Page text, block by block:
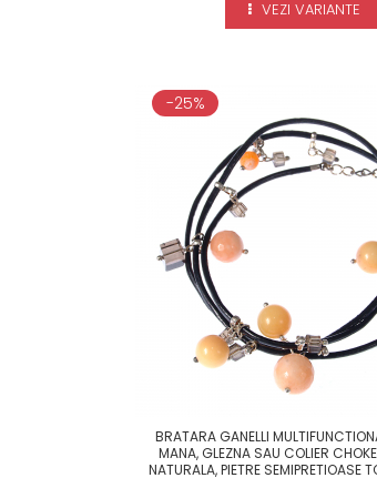
VEZI VARIANTE
-25%
BRATARA GANELLI
MANA, GLEZNA SAU COLIER
NATURALA, PIETRE SEMIPRETIOASE